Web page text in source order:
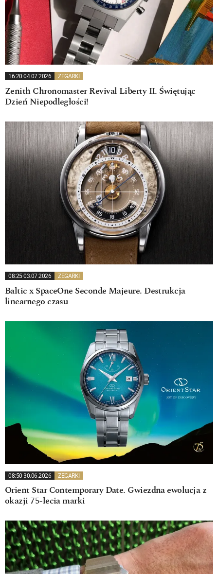
16:20 04.07.2026 ZEGARKI
Zenith Chronomaster Revival Liberty II. Świętując
Dzień Niepodległości!
08:25 03.07.2026 ZEGARKI
Baltic x SpaceOne Seconde Majeure. Destrukcja
linearnego czasu
08:50 30.06.2026 ZEGARKI
Orient Star Contemporary Date. Gwiezdna ewolucja z
okazji 75-lecia marki